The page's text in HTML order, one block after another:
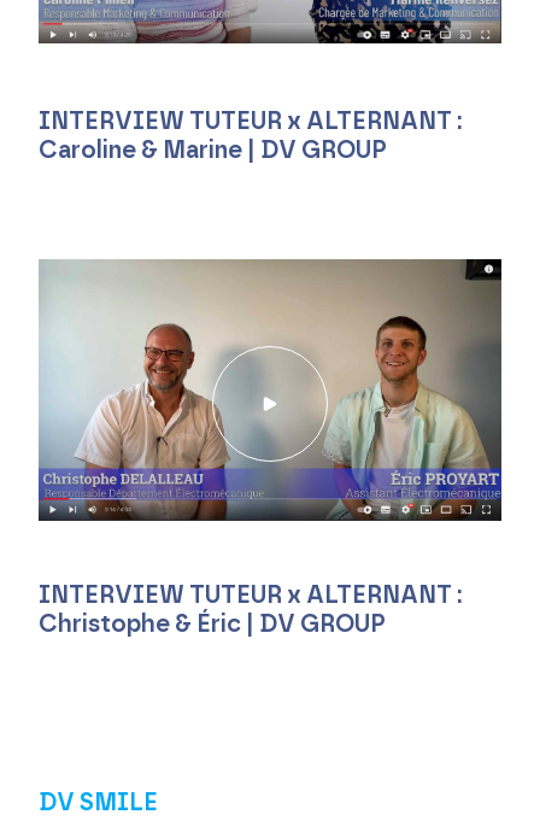
INTERVIEW TUTEUR x ALTERNANT :
Caroline & Marine | DV GROUP
INTERVIEW TUTEUR x ALTERNANT :
Christophe & Éric | DV GROUP
DV SMILE